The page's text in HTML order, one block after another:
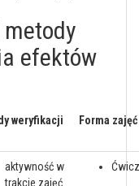
efektów
weryfikacji Forma zajęć
aktywność w
trakcie zajęć